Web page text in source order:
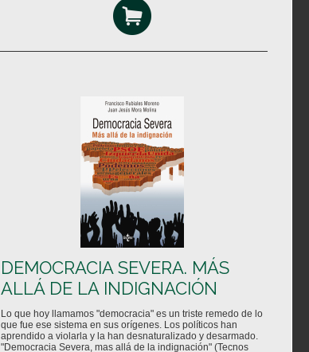
DEMOCRACIA SEVERA. MÁS
ALLÁ DE LA INDIGNACIÓN
Lo que hoy llamamos "democracia" es un triste remedo de lo
que fue ese sistema en sus orígenes. Los políticos han
aprendido a violarla y la han desnaturalizado y desarmado.
"Democracia Severa, mas allá de la indignación" (Tecnos